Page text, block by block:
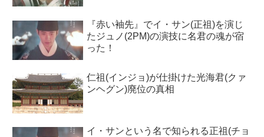
『赤い袖先』でイ・サン(正祖)を演じ
たジュノ(2PM)の演技に名君の魂が宿
った！
仁祖(インジョ)が仕掛けた光海君(クァ
ンヘグン)廃位の真相
イ・サンという名で知られる正祖(チョ